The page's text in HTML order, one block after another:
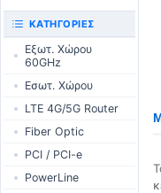
UniFi CloudKeys &
UniFi Switching
Security
UniFi Camera
Accessories
RouterBOARD
Διεπαφές
Εξαρτήματα
Κεραίες
SFP / QSFP
ΚΑΤΗΓΟΡΊΕΣ
Εξωτ. Χώρου
60GHz
Εσωτ. Χώρου
LTE 4G/5G Router
Fiber Optic
PCI / PCI-e
PowerLine